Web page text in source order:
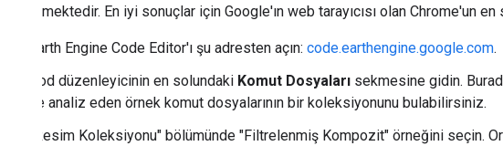
gösterilmektedir. En iyi sonuçlar için Google'ın web tarayıcısı olan Chrome'un
Earth Engine Code Editor'ı şu adresten açın: code.earthengine.google.com.
Kod düzenleyicinin en solundaki Komut Dosyaları sekmesine gidin.
ve analiz eden örnek komut dosyalarının bir koleksiyonunu bulabilirsiniz.
"Resim Koleksiyonu" bölümünde "Filtrelenmiş Kompozit" örneğini seçin.